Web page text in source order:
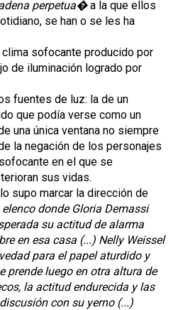
perpetua�a la que ellos
se han o se les ha
sofocante producido por
de iluminación logrado por
fuentes de luz: la de un
que podía verse como un
una única ventana no siempre
la negación de los personajes
en el que se
sus vidas.
supo marcar la dirección de
donde Gloria Demassi
su actitud de alarma
en esa casa (...) Nelly Weissel
para el papel aturdido y
prende luego en otra altura de
la actitud endurecida y las
con su yerno (...)